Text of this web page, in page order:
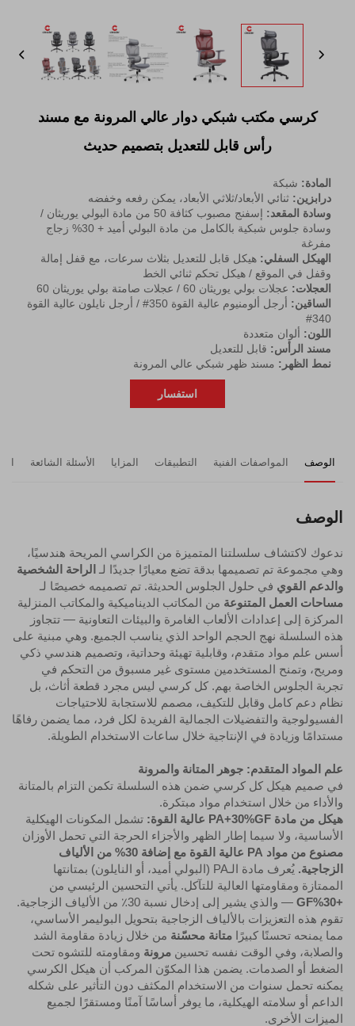
كرسي مكتب شبكي دوار عالي المرونة مع مسند
رأس قابل للتعديل بتصميم حديث
المادة: شبكة
درابزين: ثنائي الأبعاد/ثلاثي الأبعاد، يمكن رفعه وخفضه
وسادة المقعد:
إسفنج مصبوب كثافة 50 من مادة البولي يوريثان /
وسادة جلوس شبكية بالكامل من مادة البولي أميد + 30% زجاج
مفرغة
الهيكل السفلي: هيكل قابل للتعديل بثلاث سرعات، مع قفل إمالة
وقفل في الموقع / هيكل تحكم ثنائي الخط
العجلات: عجلات بولي يوريثان 60 / عجلات صامتة بولي يوريثان 60
الساقين:
أرجل ألومنيوم عالية القوة 350# / أرجل نايلون عالية القوة
340#
اللون: ألوان متعددة
مسند الرأس: قابل للتعديل
نمط الظهر: مسند ظهر شبكي عالي المرونة
استفسار
الوصف المواصفات الفنية التطبيقات المزايا الأسئلة الشائعة
الوصف
ندعوك لاكتشاف سلسلتنا المتميزة من الكراسي المريحة هندسيًا،
وهي مجموعة تم تصميمها بدقة تضع معيارًا جديدًا لـ الراحة الشخصية
والدعم القوي في حلول الجلوس الحديثة. تم تصميمه خصيصًا لـ
مساحات العمل المتنوعة من المكاتب الديناميكية والمكاتب المنزلية
المركزة إلى إعدادات الألعاب الغامرة والبيئات التعاونية — تتجاوز
هذه السلسلة نهج الحجم الواحد الذي يناسب الجميع. وهي مبنية على
أسس علم مواد متقدم، وقابلية تهيئة وحداتية، وتصميم هندسي ذكي
ومريح، وتمنح المستخدمين مستوى غير مسبوق من التحكم في
تجربة الجلوس الخاصة بهم. كل كرسي ليس مجرد قطعة أثاث، بل
نظام دعم كامل وقابل للتكيف، مصمم للاستجابة للاحتياجات
الفسيولوجية والتفضيلات الجمالية الفريدة لكل فرد، مما يضمن رفاهًا
مستدامًا وزيادة في الإنتاجية خلال ساعات الاستخدام الطويلة.
علم المواد المتقدم: جوهر المتانة والمرونة
في صميم هيكل كل كرسي ضمن هذه السلسلة تكمن التزام بالمتانة
والأداء من خلال استخدام مواد مبتكرة.
هيكل من مادة PA+30%GF عالية القوة:
تشمل المكونات الهيكلية
الأساسية، ولا سيما إطار الظهر والأجزاء الحرجة التي تحمل الأوزان
مصنوع من مواد PA عالية القوة مع إضافة 30% من الألياف
الزجاجية.
يُعرف مادة الـPA (البولي أميد، أو النايلون) بمتانتها
الممتازة ومقاومتها العالية للتآكل. يأتي التحسين الرئيسي من
+30%GF
— والذي يشير إلى إدخال نسبة 30٪ من الألياف الزجاجية.
تقوم هذه التعزيزات بالألياف الزجاجية بتحويل البوليمر الأساسي،
مما يمنحه تحسنًا كبيرًا متانة محسّنة من خلال زيادة مقاومة الشد
والصلابة، وفي الوقت نفسه تحسين مرونة ومقاومته للتشوه تحت
الضغط أو الصدمات. يضمن هذا المكوّن المركب أن هيكل الكرسي
يمكنه تحمل سنوات من الاستخدام المكثف دون التأثير على شكله
الداعم أو سلامته الهيكلية، ما يوفر أساسًا آمنًا ومستقرًا لجميع
الميزات الأخرى.